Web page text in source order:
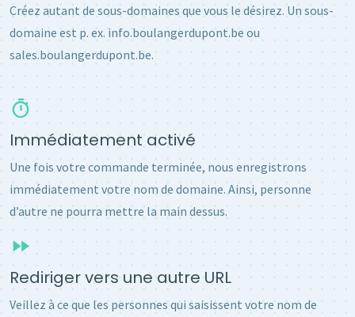
Créez autant de sous-domaines que vous le désirez. Un sous-
domaine est p. ex. info.boulangerdupont.be ou
sales.boulangerdupont.be.
Immédiatement activé
Une fois votre commande terminée, nous enregistrons
immédiatement votre nom de domaine. Ainsi, personne
d’autre ne pourra mettre la main dessus.
Rediriger vers une autre URL
Veillez à ce que les personnes qui saisissent votre nom de